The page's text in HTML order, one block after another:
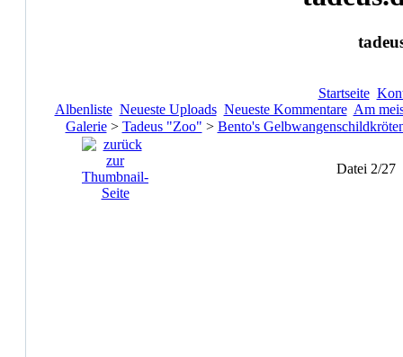
Startseite
Albenliste Neueste Uploads Neueste Kommentare Am
Galerie> Tadeus "Zoo" > Bento's
Datei 2/27